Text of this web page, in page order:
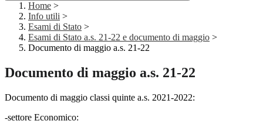
Home >
Info utili >
Esami di Stato >
Esami di Stato a.s. 21-22 e documento di maggio >
Documento di maggio a.s. 21-22
Documento di maggio a.s. 21-22
Documento di maggio classi quinte a.s. 2021-2022:
-settore Economico: